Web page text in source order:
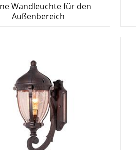
Wandleuchte für den
Außenbereich